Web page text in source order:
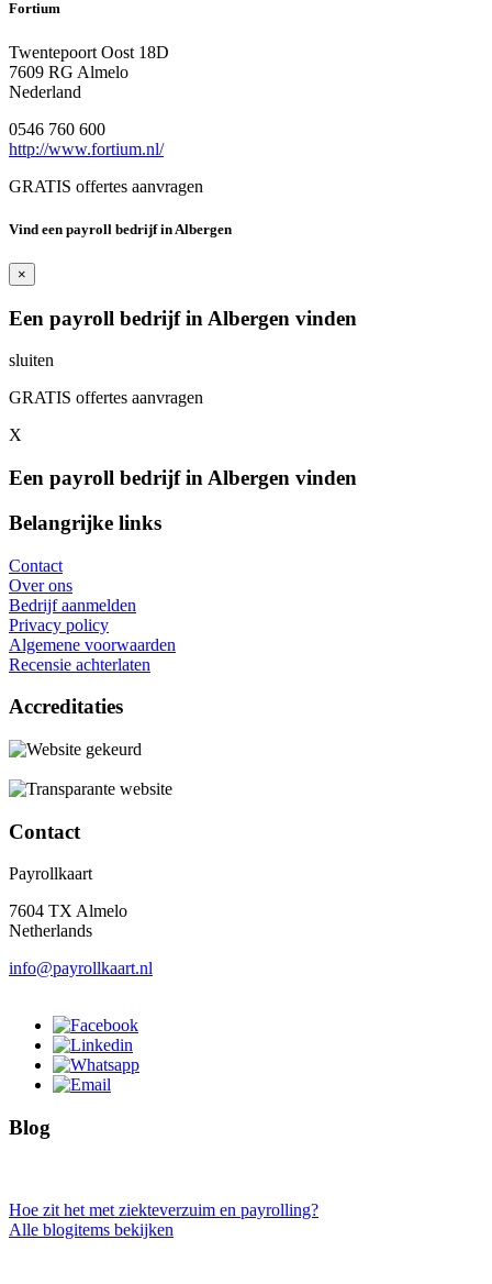
Fortium
Twentepoort Oost 18D
7609 RG Almelo
Nederland
0546 760 600
http://www.fortium.nl/
GRATIS offertes aanvragen
Vind een payroll bedrijf in Albergen
×
Een payroll bedrijf in Albergen vinden
sluiten
GRATIS offertes aanvragen
X
Een payroll bedrijf in Albergen vinden
Belangrijke links
Contact
Over ons
Bedrijf aanmelden
Privacy policy
Algemene voorwaarden
Recensie achterlaten
Accreditaties
Contact
Payrollkaart
7604 TX Almelo
Netherlands
info@payrollkaart.nl
Blog
Hoe zit het met ziekteverzuim en payrolling?
Alle blogitems bekijken